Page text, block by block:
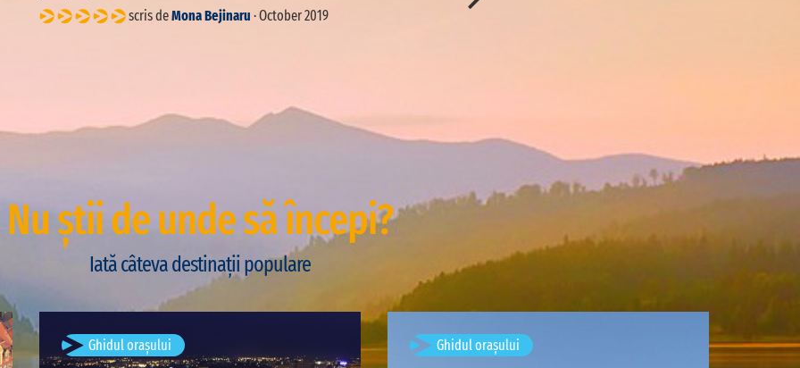
scris deMona Bejinaru · October 2019
Nu știi de unde să începi?
Iată câteva destinații populare
Ghidul orașului Ghidul orașului